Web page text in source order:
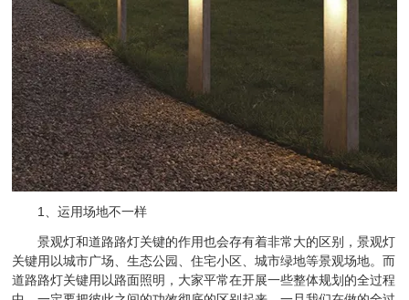
1、运用场地不一样
景观灯和道路路灯关键的作用也会存有着非常大的区别，景观灯
关键用以城市广场、生态公园、住宅小区、城市绿地等景观场地。而
道路路灯关键用以路面照明，大家平常在开展一些整体规划的全过程